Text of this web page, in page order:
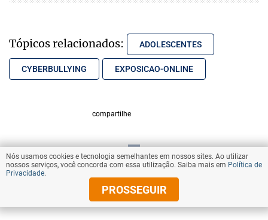
Tópicos relacionados: ADOLESCENTES
CYBERBULLYING EXPOSICAO-ONLINE
compartilhe
VOLTAR AO TOPO
© Copyright 2025 Diários Associados
Nós usamos cookies e tecnologia semelhantes em nossos sites. Ao utilizar
nossos serviços, você concorda com essa utilização. Saiba mais em Política de
Privacidade.
PROSSEGUIR